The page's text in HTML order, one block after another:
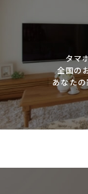
タマ
全国の
あなたの